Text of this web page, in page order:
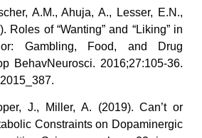
A.M., Ahuja, A., Lesser, E.N.,
Roles of “Wanting” and “Liking” in
Gambling, Food, and Drug
BehavNeurosci. 2016;27:105-36.
J., Miller, A. (2019). Can’t or
Constraints on Dopaminergic